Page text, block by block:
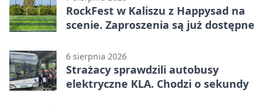
RockFest w Kaliszu z Happysad na
scenie. Zaproszenia są już dostępne
6 sierpnia 2026
Strażacy sprawdzili autobusy
elektryczne KLA. Chodzi o sekundy